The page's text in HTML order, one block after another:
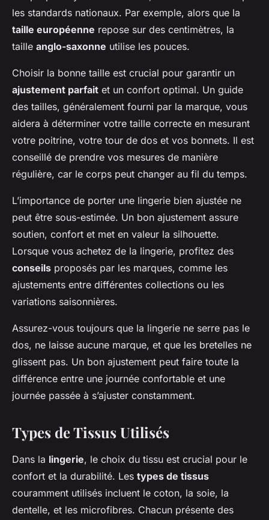
les standards nationaux. Par exemple, alors que la
taille européenne repose sur des centimètres, la
taille anglo-saxonne utilise les pouces.
Choisir la bonne taille est crucial pour garantir un
ajustement parfait et un confort optimal. Un guide
des tailles, généralement fourni par la marque, vous
aidera à déterminer votre taille correcte en mesurant
votre poitrine, votre tour de dos et vos bonnets. Il est
conseillé de prendre vos mesures de manière
régulière, car le corps peut changer au fil du temps.
L’importance de porter une lingerie bien ajustée ne
peut être sous-estimée. Un bon ajustement assure
soutien, confort et met en valeur la silhouette.
Lorsque vous achetez de la lingerie, profitez des
conseils proposés par les marques, comme les
ajustements entre différentes collections ou les
variations saisonnières.
Assurez-vous toujours que la lingerie ne serre pas le
dos, ne laisse aucune marque, et que les bretelles ne
glissent pas. Un bon ajustement peut faire toute la
différence entre une journée confortable et une
journée passée à s’ajuster constamment.
Types de Tissus Utilisés
Dans la lingerie, le choix du tissu est crucial pour le
confort et la durabilité. Les types de tissus
couramment utilisés incluent le coton, la soie, la
dentelle, et les microfibres. Chacun présente des